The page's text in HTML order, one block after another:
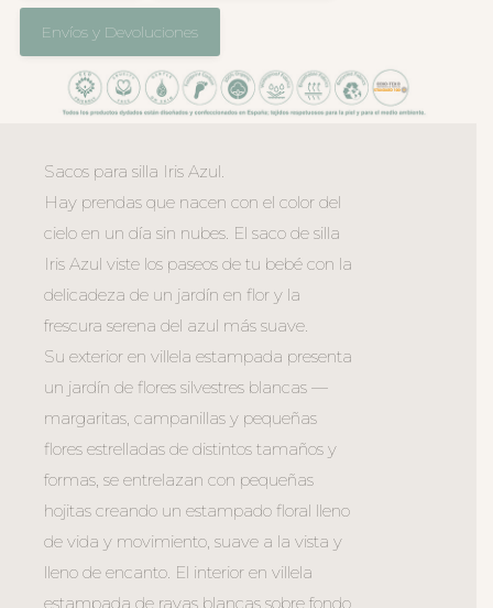
Envíos y Devoluciones
Sacos para silla Iris Azul.
Hay prendas que nacen con el color del
cielo en un día sin nubes. El saco de silla
Iris Azul viste los paseos de tu bebé con la
delicadeza de un jardín en flor y la
frescura serena del azul más suave.
Su exterior en villela estampada presenta
un jardín de flores silvestres blancas —
margaritas, campanillas y pequeñas
flores estrelladas de distintos tamaños y
formas, se entrelazan con pequeñas
hojitas creando un estampado floral lleno
de vida y movimiento, suave a la vista y
lleno de encanto. El interior en villela
estampada de rayas blancas sobre fondo